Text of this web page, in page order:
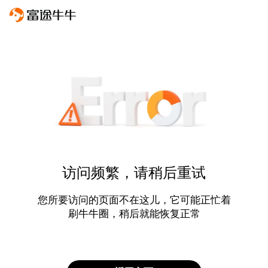
访问频繁，请稍后重试
您所要访问的页面不在这儿，它可能正忙着
刷牛牛圈，稍后就能恢复正常